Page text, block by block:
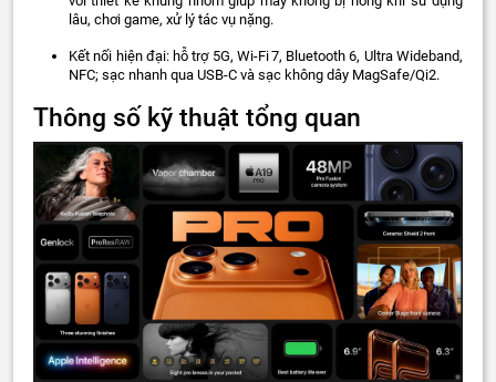
lâu, chơi game, xử lý tác vụ nặng.
Kết nối hiện đại: hỗ trợ 5G, Wi-Fi 7, Bluetooth 6, Ultra Wideband,
NFC; sạc nhanh qua USB‑C và sạc không dây MagSafe/Qi2.
Thông số kỹ thuật tổng quan